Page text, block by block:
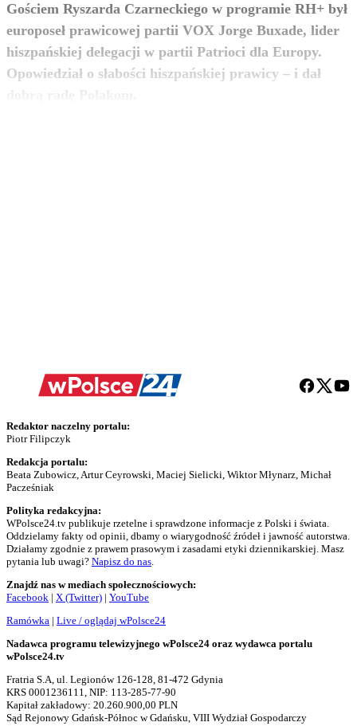
Gościem Ryszarda Czarneckiego w programie RH+ był
europoseł prawicowej partii VOX Jorge Buxade, lider
hiszpańskiej delegacji w partii Patrioci dla Europy.
Opowiedział o słabości hiszpańskiej prawicy – i dał
zobacz więcej
Redaktor naczelny portalu:
Piotr Filipczyk
Redakcja portalu:
Beata Zubowicz, Artur Ceyrowski, Maciej Sielicki, Wiktor Młynarz, Michał
Pacześniak
Polityka redakcyjna:
WPolsce24.tv publikuje rzetelne i sprawdzone informacje z Polski i świata.
Oddzielamy fakty od opinii, dbamy o wiarygodność źródeł i jawność autorstwa.
Działamy zgodnie z prawem prasowym i zasadami etyki dziennikarskiej. Masz
pytania lub uwagi? Napisz do nas
Znajdź nas w mediach społecznościowych:
Facebook | X (Twitter) | YouTube
Ramówka | Live / oglądaj wPolsce24
Nadawca programu telewizyjnego wPolsce24 oraz wydawca portalu
wPolsce24.tv
Fratria S.A, ul. Legionów 126-128, 81-472 Gdynia
KRS 0001236111, NIP: 113-285-77-90
Kapitał zakładowy: 20.260.900,00 PLN
Sąd Rejonowy Gdańsk-Północ w Gdańsku, VIII Wydział Gospodarczy